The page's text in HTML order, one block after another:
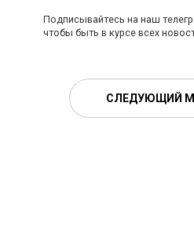
Подписывайтесь на наш
чтобы быть в курсе всех
СЛЕДУЮЩИЙ